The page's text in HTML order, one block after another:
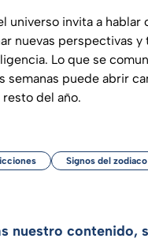
universo invita a hablar
nuevas perspectivas y
Lo que se
semanas puede abrir
del año.
Signos del zodiaco
nuestro contenido,